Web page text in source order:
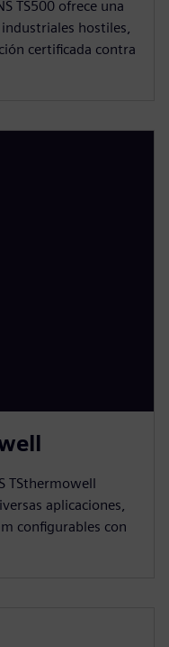
TS500 ofrece una
hostiles,
certificada contra
TSthermowell
aplicaciones,
configurables con